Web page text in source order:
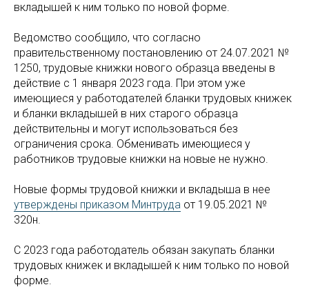
вкладышей к ним только по новой форме.
Ведомство сообщило, что согласно
правительственному постановлению от 24.07.2021 №
1250, трудовые книжки нового образца введены в
действие с 1 января 2023 года. При этом уже
имеющиеся у работодателей бланки трудовых книжек
и бланки вкладышей в них старого образца
действительны и могут использоваться без
ограничения срока. Обменивать имеющиеся у
работников трудовые книжки на новые не нужно.
Новые формы трудовой книжки и вкладыша в нее
утверждены приказом Минтруда от 19.05.2021 №
320н.
С 2023 года работодатель обязан закупать бланки
трудовых книжек и вкладышей к ним только по новой
форме.